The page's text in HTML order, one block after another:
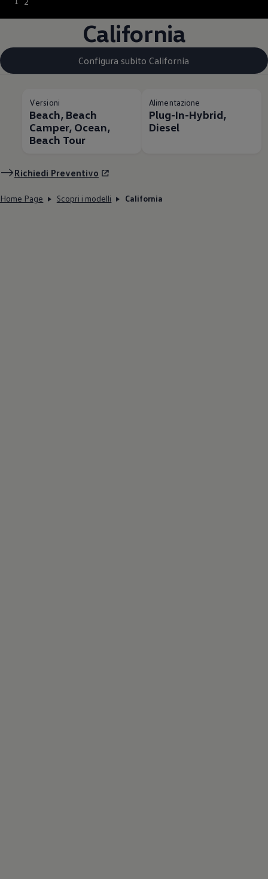
California
Configura subito California
Versioni
Beach, Beach
Camper, Ocean,
Beach Tour
Alimentazione
Plug-In-Hybrid,
Diesel
Richiedi Preventivo
Home Page Scopri i modelli California